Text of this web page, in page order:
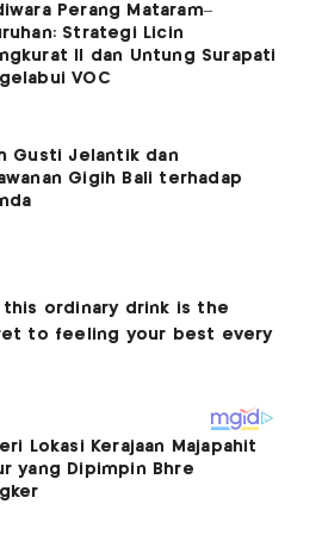
Perang Mataram–
Strategi Licin
II dan Untung Surapati
VOC
Gusti Jelantik dan
Gigih Bali terhadap
Lokasi Kerajaan Majapahit
yang Dipimpin Bhre